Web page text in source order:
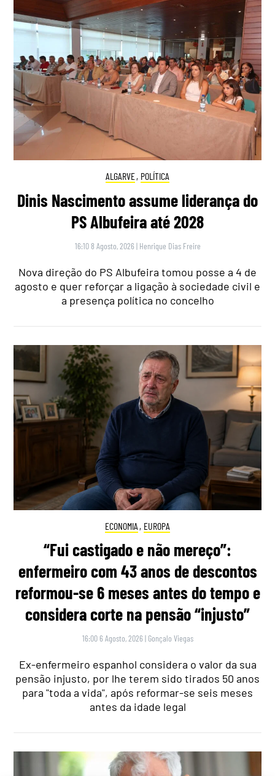
ALGARVE, POLÍTICA
Dinis Nascimento assume liderança do
PS Albufeira até 2028
16:10 8 Agosto, 2026 | Henrique Dias Freire
Nova direção do PS Albufeira tomou posse a 4 de
agosto e quer reforçar a ligação à sociedade civil e
a presença política no concelho
ECONOMIA , EUROPA
“Fui castigado e não mereço”:
enfermeiro com 43 anos de descontos
reformou-se 6 meses antes do tempo e
considera corte na pensão “injusto”
16:00 6 Agosto, 2026 | Gonçalo Viegas
Ex-enfermeiro espanhol considera o valor da sua
pensão injusto, por lhe terem sido tirados 50 anos
para "toda a vida", após reformar-se seis meses
antes da idade legal